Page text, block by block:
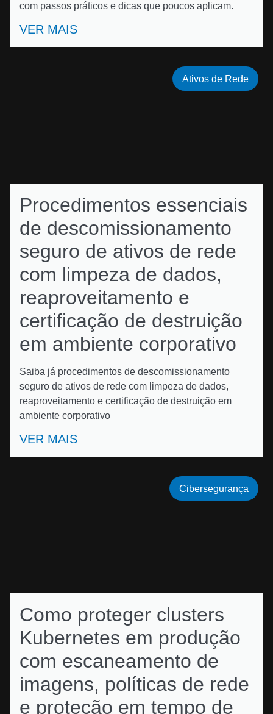
com passos práticos e dicas que poucos aplicam.
VER MAIS
Procedimentos essenciais
de descomissionamento
seguro de ativos de rede
com limpeza de dados,
reaproveitamento e
certificação de destruição
em ambiente corporativo
Saiba já procedimentos de descomissionamento
seguro de ativos de rede com limpeza de dados,
reaproveitamento e certificação de destruição em
ambiente corporativo
VER MAIS
Ativos de Rede
Como proteger clusters
Kubernetes em produção
com escaneamento de
imagens, políticas de rede
e proteção em tempo de
Cibersegurança